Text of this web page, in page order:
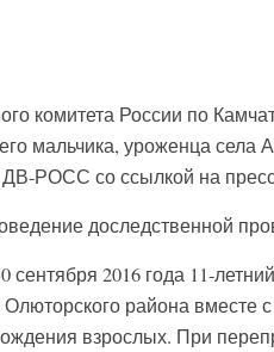
комитета России по
мальчика, уроженца села
ДВ-РОСС со ссылкой на
доследственной
2016 года 11-
района вместе
взрослых. При